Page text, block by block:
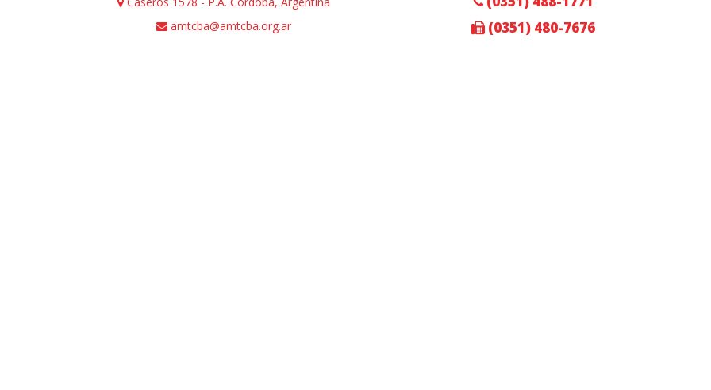
amtcba@amtcba.org.ar
(0351) 480-7676